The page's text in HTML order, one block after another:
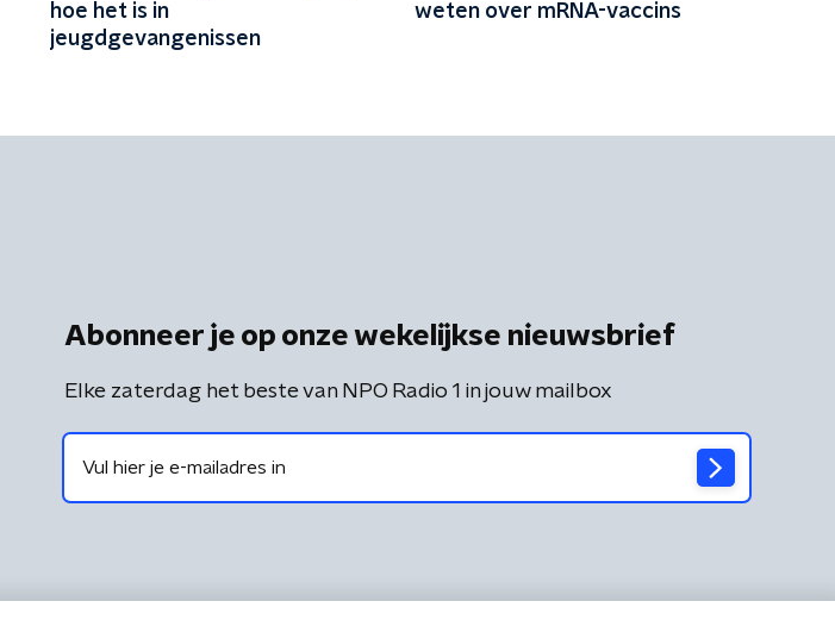
hoe het is in
jeugdgevangenissen
weten over mRNA-vaccins
Abonneer je op onze wekelijkse nieuwsbrief
Elke zaterdag het beste van NPO Radio 1 in jouw mailbox